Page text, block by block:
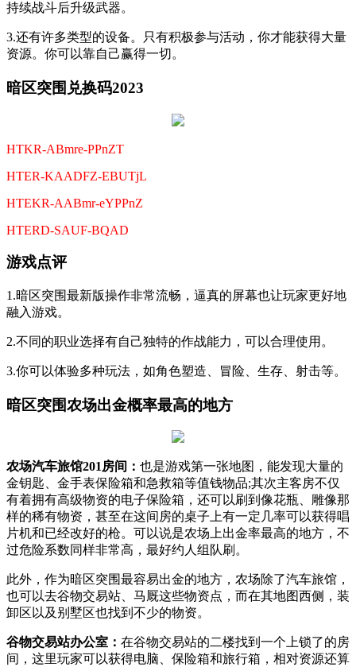
持续战斗后升级武器。
3.还有许多类型的设备。只有积极参与活动，你才能获得大量
资源。你可以靠自己赢得一切。
暗区突围兑换码2023
HTKR-ABmre-PPnZT
HTER-KAADFZ-EBUTjL
HTEKR-AABmr-eYPPnZ
HTERD-SAUF-BQAD
游戏点评
1.暗区突围最新版操作非常流畅，逼真的屏幕也让玩家更好地
融入游戏。
2.不同的职业选择有自己独特的作战能力，可以合理使用。
3.你可以体验多种玩法，如角色塑造、冒险、生存、射击等。
暗区突围农场出金概率最高的地方
农场汽车旅馆201房间： 也是游戏第一张地图，能发现大量的
金钥匙、金手表保险箱和急救箱等值钱物品;其次主客房不仅
有着拥有高级物资的电子保险箱，还可以刷到像花瓶、雕像那
样的稀有物资，甚至在这间房的桌子上有一定几率可以获得唱
片机和已经改好的枪。可以说是农场上出金率最高的地方，不
过危险系数同样非常高，最好约人组队刷。
此外，作为暗区突围最容易出金的地方，农场除了汽车旅馆，
也可以去谷物交易站、马厩这些物资点，而在其地图西侧，装
卸区以及别墅区也找到不少的物资。
谷物交易站办公室： 在谷物交易站的二楼找到一个上锁了的房
间，这里玩家可以获得电脑、保险箱和旅行箱，相对资源还算